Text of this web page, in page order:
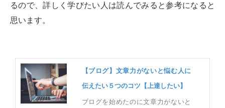
るので、詳しく学びたい人は読んでみると参考になると
思います。
【ブログ】文章力がないと悩む人に
伝えたい５つのコツ【上達したい】
ブログを始めたのに文章力がないと